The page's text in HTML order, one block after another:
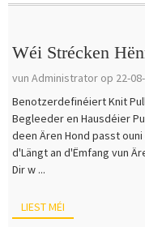
Wéi Strécken
vun Administrator op 22-
Benotzerdefinéiert Knit
Begleeder en Hausdéier
deen Ären Hond passt
d'Längt an d'Ëmfang vun
Dir w ...
LIEST MÉI